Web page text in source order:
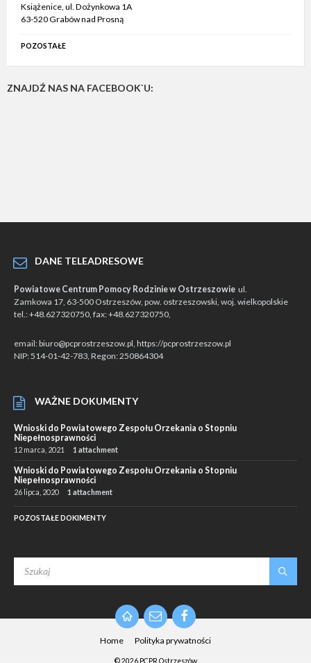
Książenice, ul. Dożynkowa 1A
63-520 Grabów nad Prosną
POZOSTAŁE
ZNAJDŹ NAS NA FACEBOOK`U:
DANE TELEADRESOWE
Powiatowe Centrum Pomocy Rodzinie w Ostrzeszowie ul.
Zamkowa 17, 63-500 Ostrzeszów, pow. ostrzeszowski, woj. wielkopolskie
tel.: +48.627320750, fax: +48.627320750,
email: biuro@pcprostrzeszow.pl, https://pcprostrzeszow.pl
NIP: 514-01-42-783, Regon: 250864304
WAŻNE DOKUMENTY
Wnioski do Powiatowego Zespołu Orzekania o Stopniu
Niepełnosprawności
12 marca, 2021 1 attachment
Wnioski do Powiatowego Zespołu Orzekania o Stopniu
Niepełnosprawności
26 lipca, 2020 1 attachment
POZOSTAŁE DOKIMENTY
EmailFacebook
Home Polityka prywatności
© 2026 PCPR Ostrzeszów